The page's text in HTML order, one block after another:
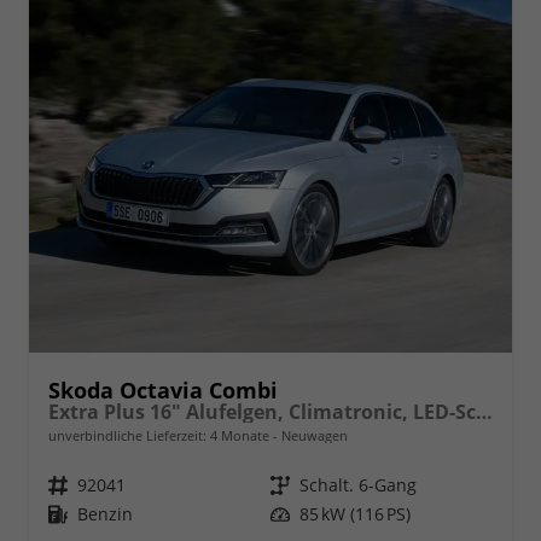
Skoda Octavia Combi
Extra Plus 16" Alufelgen, Climatronic, LED-Scheinwerfer, Parksensoren hinten, Radio 10" + Wireless Smartlink, Tempomat, Multifunktions-Lederlenkrad, Dachreling uvm.
unverbindliche Lieferzeit: 4 Monate Neuwagen
Fahrzeugnr. 92041 Getriebe Schalt. 6-Gang
Kraftstoff Benzin Leistung 85 kW (116 PS)